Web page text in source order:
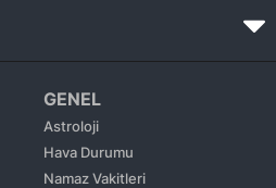
Kastamonu
Kayseri
Kırklareli
GENEL
Astroloji
Hava Durumu
Namaz Vakitleri